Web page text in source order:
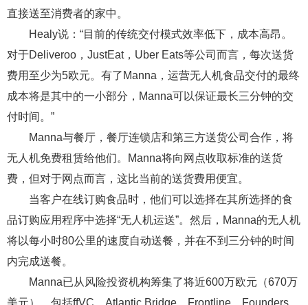
直接送至消费者的家中。
Healy说：“目前的传统交付模式效率低下，成本高昂。
对于Deliveroo，JustEat，Uber Eats等公司而言，每次送货
费用至少为5欧元。有了Manna，运营无人机食品交付的最终
成本将是其中的一小部分，Manna可以保证最长三分钟的交
付时间。”
Manna与餐厅，餐厅连锁店和第三方送货公司合作，将
无人机免费租赁给他们。Manna将向网点收取标准的送货
费，但对于网点而言，这比当前的送货费用便宜。
当客户在线订购食品时，他们可以选择在其所选择的食
品订购应用程序中选择“无人机运送”。然后，Manna的无人机
将以每小时80公里的速度自动送餐，并在不到三分钟的时间
内完成送餐。
Manna已从风险投资机构筹集了将近600万欧元（670万
美元），包括ffVC，Atlantic Bridge，Frontline，Founders